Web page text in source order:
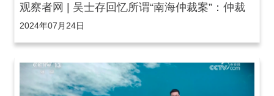
观察者网 | 吴士存回忆所谓“南海仲裁案”：仲裁
员由日籍庭长指定，他们从未来过南海，这是国
2024年07月24日